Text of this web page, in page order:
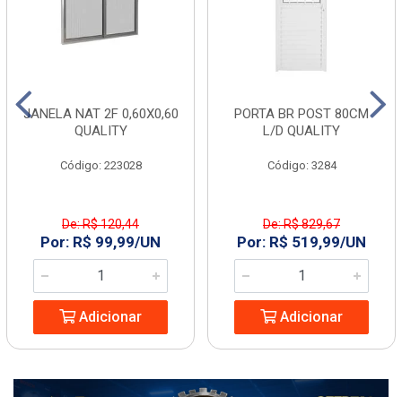
JANELA NAT 2F 0,60X0,60
QUALITY
Código: 223028
De: R$ 120,44
Por: R$ 99,99/UN
Adicionar
PORTA BR POST 80CM
L/D QUALITY
Código: 3284
De: R$ 829,67
Por: R$ 519,99/UN
Adicionar